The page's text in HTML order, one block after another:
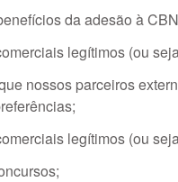
da adesão à
legítimos (ou
nossos parceiros
legítimos (ou